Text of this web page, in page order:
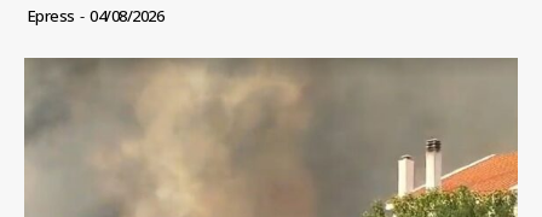
Epress - 04/08/2026